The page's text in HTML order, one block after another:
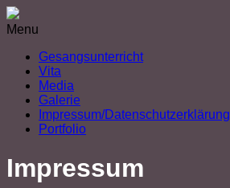
Menu
Gesangsunterricht
Vita
Media
Galerie
Impressum/Datenschutzerklärung
Portfolio
Impressum